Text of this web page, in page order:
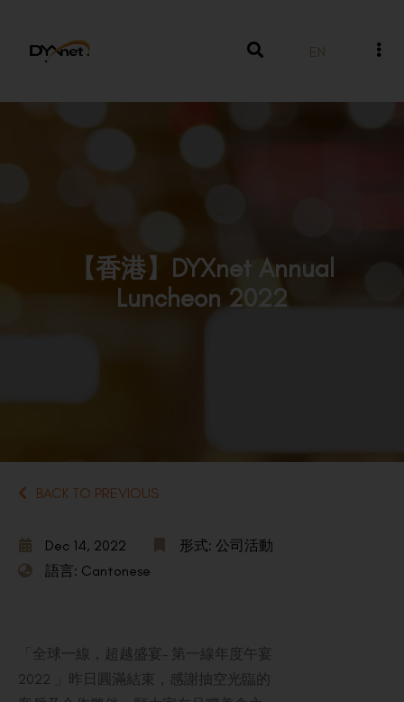
EN
【香港】DYXnet Annual
Luncheon 2022
BACK TO PREVIOUS
Dec 14, 2022
語言: Cantonese
形式: 公司活動
「全球一線，超越盛宴– 第一線年度午宴
2022 」昨日圓滿結束，感謝抽空光臨的